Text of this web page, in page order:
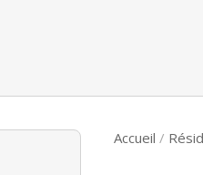
Accueil /